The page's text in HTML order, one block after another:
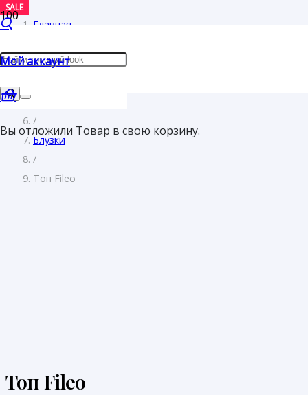
Мой аккаунт
Вы отложили Товар в свою корзину.
Главная
Женщинам
/
Блузки
/
Топ Fileo
Топ Fileo
SALE
SALE